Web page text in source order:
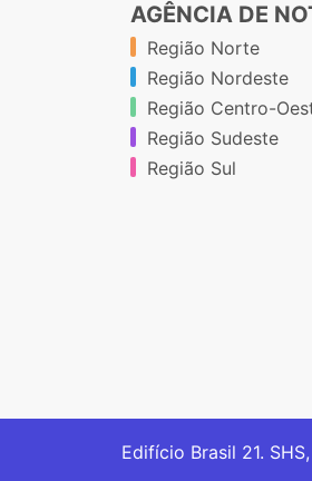
AGÊNCIA DE
Região Norte
Região Nordeste
Região Centro-
Região Sudeste
Região Sul
Edifício Brasil 21.